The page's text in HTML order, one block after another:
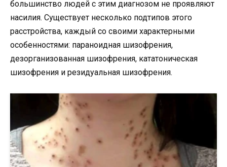
большинство людей с этим диагнозом не проявляют
насилия. Существует несколько подтипов этого
расстройства, каждый со своими характерными
особенностями: параноидная шизофрения,
дезорганизованная шизофрения, кататоническая
шизофрения и резидуальная шизофрения.